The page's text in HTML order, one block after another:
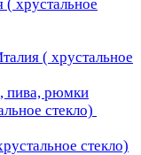
хрустальное
( хрустальное
пива, рюмки
стекло)
стекло)